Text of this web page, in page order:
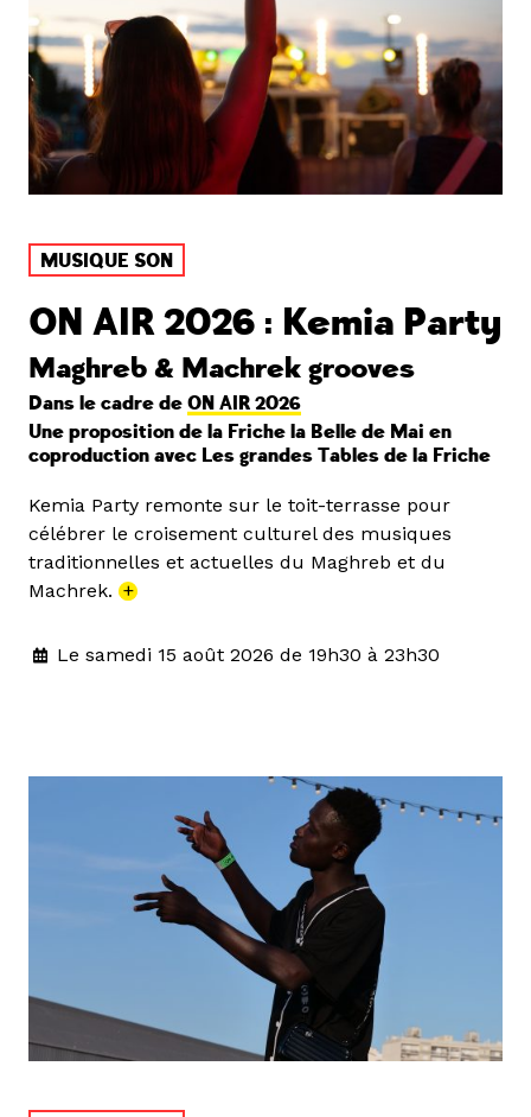
MUSIQUE SON
ON AIR 2026 : Kemia Party
Maghreb & Machrek grooves
Dans le cadre de ON AIR 2026
Une proposition de la Friche la Belle de Mai en
coproduction avec Les grandes Tables de la Friche
Kemia Party remonte sur le toit-terrasse pour
célébrer le croisement culturel des musiques
traditionnelles et actuelles du Maghreb et du
Machrek. +
Le samedi 15 août 2026 de 19h30 à 23h30